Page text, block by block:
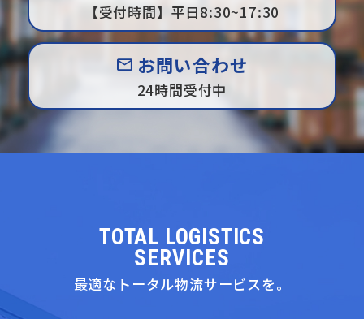
【受付時間】平日8:30~17:30
mail お問い合わせ
24時間受付中
TOTAL LOGISTICS
SERVICES
最適なトータル物流サービスを。